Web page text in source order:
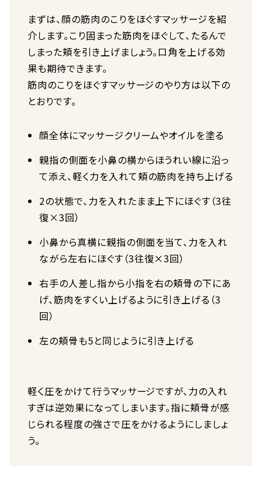
まずは、顔の筋肉のこりをほぐすマッサージを紹
介します。こり固まった筋肉をほぐして、たるんで
しまった頬を引き上げましょう。口角を上げる効
果も期待できます。
筋肉のこりをほぐすマッサージのやり方は以下の
とおりです。
顔全体にマッサージクリームやオイルを塗る
親指の側面を小鼻の横からほうれい線に沿っ
て添え、軽く力を入れて頬の筋肉を持ち上げる
2の状態で、力を入れたまま上下にほぐす（3往
復×3回）
小鼻から真横に親指の側面を当て、力を入れ
ながら左右にほぐす（3往復×3回）
右手の人差し指から小指を右の頬骨の下にあ
げ、筋肉をすくい上げるように引き上げる（3
回）
左の頬骨も5と同じように引き上げる
軽く圧をかけて行うマッサージですが、力の入れ
すぎは逆効果になってしまいます。指に頬骨が感
じられる程度の強さで圧をかけるようにしましょ
う。